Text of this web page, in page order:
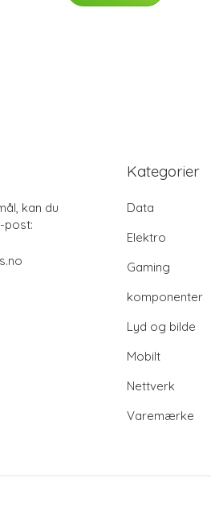
kan du
post:
Kategorier
Data
Elektro
Gaming
komponenter
Lyd og bilde
Mobilt
Nettverk
Varemærke